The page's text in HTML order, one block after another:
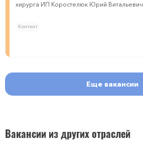
хирурга ИП Коростелюк Юрий Витальевич
Контент
Еще вакансии
Вакансии из других отраслей